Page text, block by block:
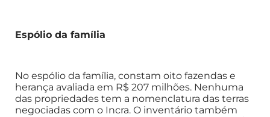
Espólio da família
No espólio da família, constam oito fazendas e
herança avaliada em R$ 207 milhões. Nenhuma
das propriedades tem a nomenclatura das terras
negociadas com o Incra. O inventário também